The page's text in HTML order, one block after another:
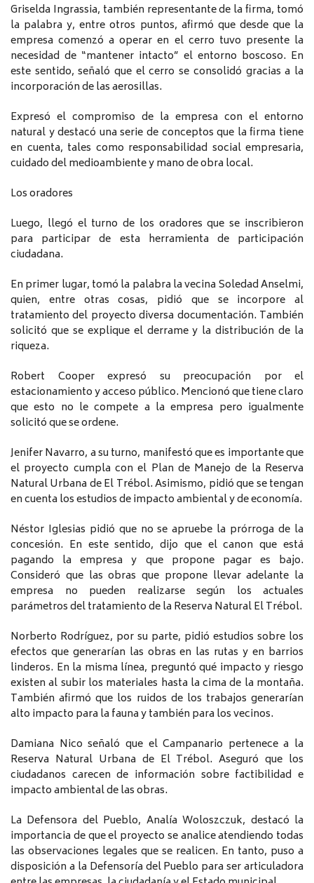
Griselda Ingrassia, también representante de la firma, tomó
la palabra y, entre otros puntos, afirmó que desde que la
empresa comenzó a operar en el cerro tuvo presente la
necesidad de “mantener intacto” el entorno boscoso. En
este sentido, señaló que el cerro se consolidó gracias a la
incorporación de las aerosillas.
Expresó el compromiso de la empresa con el entorno
natural y destacó una serie de conceptos que la firma tiene
en cuenta, tales como responsabilidad social empresaria,
cuidado del medioambiente y mano de obra local.
Los oradores
Luego, llegó el turno de los oradores que se inscribieron
para participar de esta herramienta de participación
ciudadana.
En primer lugar, tomó la palabra la vecina Soledad Anselmi,
quien, entre otras cosas, pidió que se incorpore al
tratamiento del proyecto diversa documentación. También
solicitó que se explique el derrame y la distribución de la
riqueza.
Robert Cooper expresó su preocupación por el
estacionamiento y acceso público. Mencionó que tiene claro
que esto no le compete a la empresa pero igualmente
solicitó que se ordene.
Jenifer Navarro, a su turno, manifestó que es importante que
el proyecto cumpla con el Plan de Manejo de la Reserva
Natural Urbana de El Trébol. Asimismo, pidió que se tengan
en cuenta los estudios de impacto ambiental y de economía.
Néstor Iglesias pidió que no se apruebe la prórroga de la
concesión. En este sentido, dijo que el canon que está
pagando la empresa y que propone pagar es bajo.
Consideró que las obras que propone llevar adelante la
empresa no pueden realizarse según los actuales
parámetros del tratamiento de la Reserva Natural El Trébol.
Norberto Rodríguez, por su parte, pidió estudios sobre los
efectos que generarían las obras en las rutas y en barrios
linderos. En la misma línea, preguntó qué impacto y riesgo
existen al subir los materiales hasta la cima de la montaña.
También afirmó que los ruidos de los trabajos generarían
alto impacto para la fauna y también para los vecinos.
Damiana Nico señaló que el Campanario pertenece a la
Reserva Natural Urbana de El Trébol. Aseguró que los
ciudadanos carecen de información sobre factibilidad e
impacto ambiental de las obras.
La Defensora del Pueblo, Analía Woloszczuk, destacó la
importancia de que el proyecto se analice atendiendo todas
las observaciones legales que se realicen. En tanto, puso a
disposición a la Defensoría del Pueblo para ser articuladora